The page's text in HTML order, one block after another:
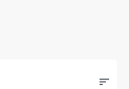
sort